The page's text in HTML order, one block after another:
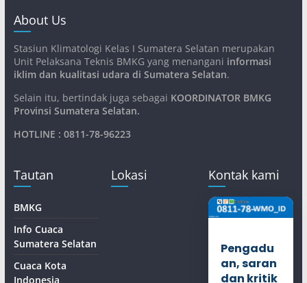
About Us
Stasiun Klimatologi Kelas I Sumatera Selatan merupakan
Unit Pelaksana Teknis BMKG yang menangani informasi
iklim dan kualitasi udara di Sumatera Selatan.
Selain itu, bertindak juga sebagai KOORDINATOR BMKG
Provinsi Sumatera Selatan.
HOTLINE : 0811-78-96223
Tautan
BMKG
Info Cuaca
Sumatera Selatan
Cuaca Kota
Indonesia
Lokasi Kontak kami
Pengadu
an, saran
dan kritik